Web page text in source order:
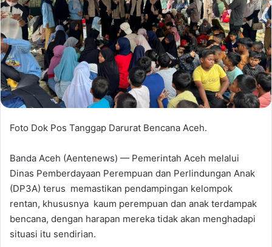
Foto Dok Pos Tanggap Darurat Bencana Aceh.
Banda Aceh (Aentenews) — Pemerintah Aceh melalui
Dinas Pemberdayaan Perempuan dan Perlindungan Anak
(DP3A) terus memastikan pendampingan kelompok
rentan, khususnya kaum perempuan dan anak terdampak
bencana, dengan harapan mereka tidak akan menghadapi
situasi itu sendirian.